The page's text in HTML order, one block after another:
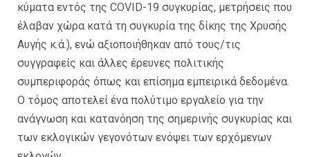
κύματα εντός της COVID-19 συγκυρίας, μετρήσεις που
έλαβαν χώρα κατά τη συγκυρία της δίκης της Χρυσής
Αυγής κ.ά.), ενώ αξιοποιήθηκαν από τους/τις
συγγραφείς και άλλες έρευνες πολιτικής
συμπεριφοράς όπως και επίσημα εμπειρικά δεδομένα.
Ο τόμος αποτελεί ένα πολύτιμο εργαλείο για την
ανάγνωση και κατανόηση της σημερινής συγκυρίας και
των εκλογικών γεγονότων ενόψει των ερχόμενων